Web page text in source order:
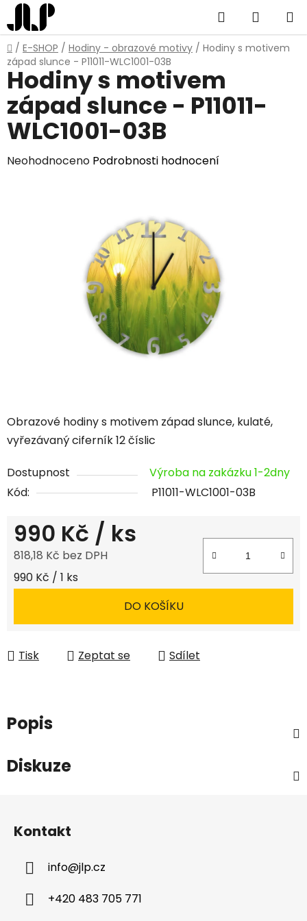
Přejít
na
obsah
Hledat
KOŠÍK
Domů
/ E-SHOP / Hodiny - obrazové motivy / Hodiny s motivem
západ slunce - P11011-WLC1001-03B
Obrazové hodiny s motivem západ slunce, kulaté,
vyřezávaný ciferník 12 číslic
Dostupnost
Výroba na zakázku 1-2dny
Kód:
P11011-WLC1001-03B
990 Kč / ks
818,18 Kč bez DPH
Měrná cena:
990 Kč / 1 ks
DO KOŠÍKU
Tisk Zeptat se Sdílet
Hodiny s motivem
západ slunce - P11011-
WLC1001-03B
Průměrné
Neohodnoceno Podrobnosti hodnocení
Popis
Diskuze
Kontakt
info@jlp.cz
+420 483 705 771